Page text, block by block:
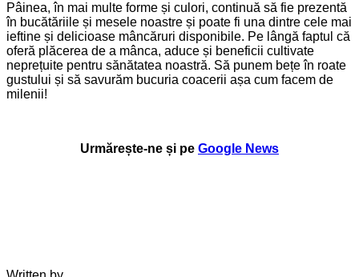
Pâinea, în mai multe forme și culori, continuă să fie prezentă
în bucătăriile și mesele noastre și poate fi una dintre cele mai
ieftine și delicioase mâncăruri disponibile. Pe lângă faptul că
oferă plăcerea de a mânca, aduce și beneficii cultivate
neprețuite pentru sănătatea noastră. Să punem bețe în roate
gustului și să savurăm bucuria coacerii așa cum facem de
milenii!
Urmărește-ne și pe Google News